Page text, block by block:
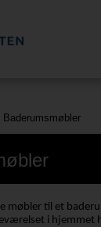
Baderumsmøbler
møbler til et
i hjemmet